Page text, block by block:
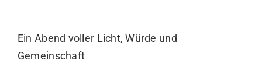
Ein Abend voller Licht, Würde und
Gemeinschaft